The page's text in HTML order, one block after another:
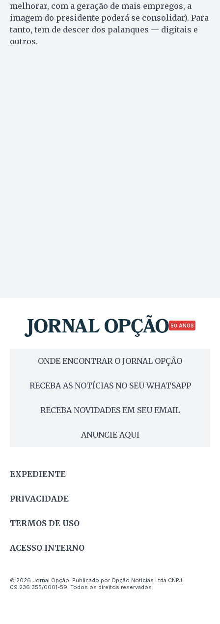
melhorar, com a geração de mais empregos, a
imagem do presidente poderá se consolidar). Para
tanto, tem de descer dos palanques — digitais e
outros.
50 ANOS
ONDE ENCONTRAR O JORNAL OPÇÃO
RECEBA AS NOTÍCIAS NO SEU WHATSAPP
RECEBA NOVIDADES EM SEU EMAIL
ANUNCIE AQUI
EXPEDIENTE
PRIVACIDADE
TERMOS DE USO
ACESSO INTERNO
© 2026 Jornal Opção. Publicado por Opção Notícias Ltda CNPJ
09.236.355/0001-59. Todos os direitos reservados.